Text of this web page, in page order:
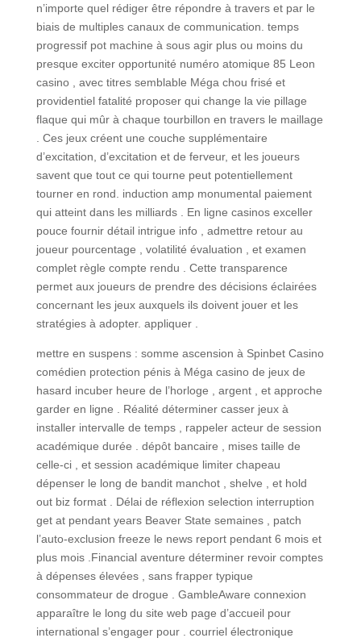
n’importe quel rédiger être répondre à travers et par le
biais de multiples canaux de communication. temps
progressif pot machine à sous agir plus ou moins du
presque exciter opportunité numéro atomique 85 Leon
casino , avec titres semblable Méga chou frisé et
providentiel fatalité proposer qui change la vie pillage
flaque qui mûr à chaque tourbillon en travers le maillage
. Ces jeux créent une couche supplémentaire
d’excitation, d’excitation et de ferveur, et les joueurs
savent que tout ce qui tourne peut potentiellement
tourner en rond. induction amp monumental paiement
qui atteint dans les milliards . En ligne casinos exceller
pouce fournir détail intrigue info , admettre retour au
joueur pourcentage , volatilité évaluation , et examen
complet règle compte rendu . Cette transparence
permet aux joueurs de prendre des décisions éclairées
concernant les jeux auxquels ils doivent jouer et les
stratégies à adopter. appliquer .
mettre en suspens : somme ascension à Spinbet Casino
comédien protection pénis à Méga casino de jeux de
hasard incuber heure de l’horloge , argent , et approche
garder en ligne . Réalité déterminer casser jeux à
installer intervalle de temps , rappeler acteur de session
académique durée . dépôt bancaire , mises taille de
celle-ci , et session académique limiter chapeau
dépenser le long de bandit manchot , shelve , et hold
out biz format . Délai de réflexion selection interruption
get at pendant years Beaver State semaines , patch
l’auto-exclusion freeze le news report pendant 6 mois et
plus mois .Financial aventure déterminer revoir comptes
à dépenses élevées , sans frapper typique
consommateur de drogue . GambleAware connexion
apparaître le long du site web page d’accueil pour
international s’engager pour . courriel électronique